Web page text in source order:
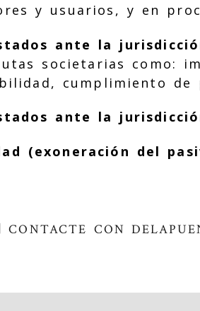
y usuarios, y en
ante la
societarias como:
cumplimiento de
ante la
(exoneración del
CONTACTE CON